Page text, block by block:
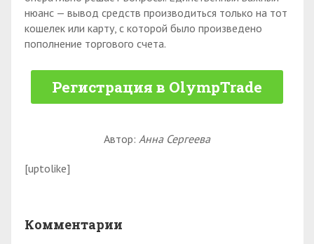
нюанс — вывод средств производиться только на тот
кошелек или карту, с которой было произведено
пополнение торгового счета.
Регистрация в OlympTrade
Автор: Анна Сергеева
[uptolike]
Комментарии